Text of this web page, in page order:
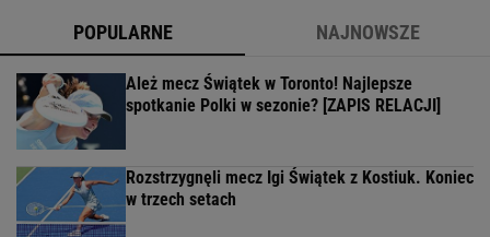
POPULARNE NAJNOWSZE
Ależ mecz Świątek w Toronto! Najlepsze
spotkanie Polki w sezonie? [ZAPIS RELACJI]
Rozstrzygnęli mecz Igi Świątek z Kostiuk. Koniec
w trzech setach